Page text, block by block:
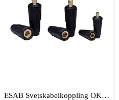
ESAB Svetskabelkoppling OKC hane